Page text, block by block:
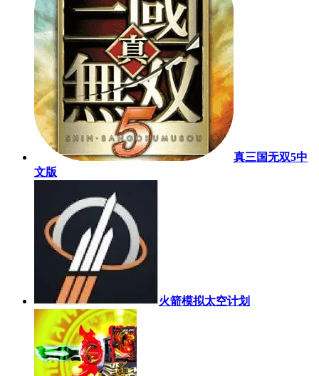
真三国无双5中
文版
火箭模拟太空计划